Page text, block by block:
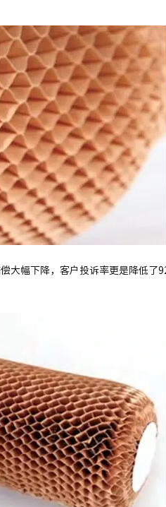
大幅下降，客户投诉率更是降低